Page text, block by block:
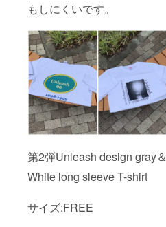
もしにくいです。
第2弾Unleash design gray＆
White long sleeve T-shirt
サイズ:FREE